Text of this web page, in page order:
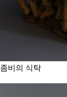
좀비의 식탁